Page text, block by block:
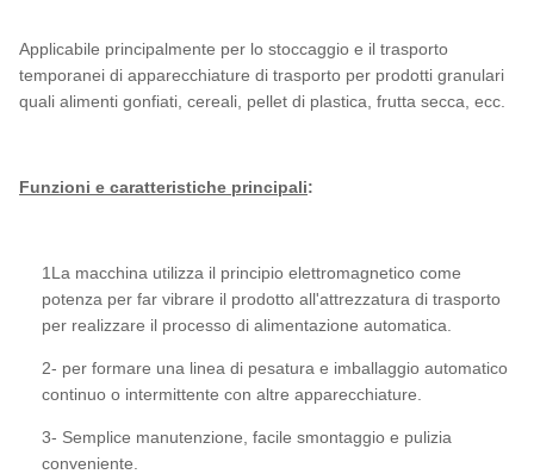
Applicabile principalmente per lo stoccaggio e il trasporto
temporanei di apparecchiature di trasporto per prodotti granulari
quali alimenti gonfiati, cereali, pellet di plastica, frutta secca, ecc.
Funzioni e caratteristiche principali:
1La macchina utilizza il principio elettromagnetico come
potenza per far vibrare il prodotto all'attrezzatura di trasporto
per realizzare il processo di alimentazione automatica.
2- per formare una linea di pesatura e imballaggio automatico
continuo o intermittente con altre apparecchiature.
3- Semplice manutenzione, facile smontaggio e pulizia
conveniente.